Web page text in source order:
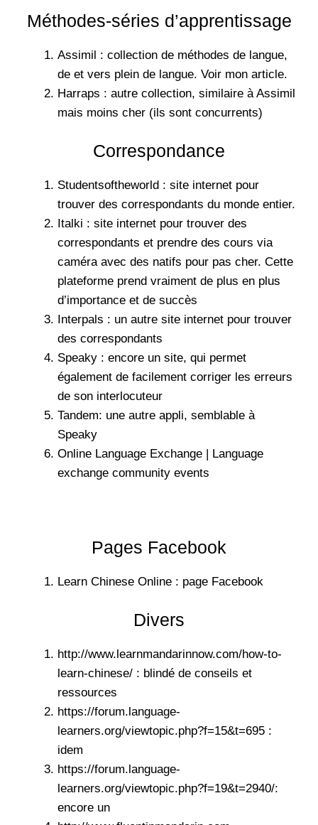
Méthodes-séries d’apprentissage
Assimil : collection de méthodes de langue,
de et vers plein de langue. Voir mon article.
Harraps : autre collection, similaire à Assimil
mais moins cher (ils sont concurrents)
Correspondance
Studentsoftheworld : site internet pour
trouver des correspondants du monde entier.
Italki : site internet pour trouver des
correspondants et prendre des cours via
caméra avec des natifs pour pas cher. Cette
plateforme prend vraiment de plus en plus
d’importance et de succès
Interpals : un autre site internet pour trouver
des correspondants
Speaky : encore un site, qui permet
également de facilement corriger les erreurs
de son interlocuteur
Tandem: une autre appli, semblable à
Speaky
Online Language Exchange | Language
exchange community events
Pages Facebook
Learn Chinese Online : page Facebook
Divers
http://www.learnmandarinnow.com/how-to-
learn-chinese/ : blindé de conseils et
ressources
https://forum.language-
learners.org/viewtopic.php?f=15&t=695 :
idem
https://forum.language-
learners.org/viewtopic.php?f=19&t=2940/:
encore un